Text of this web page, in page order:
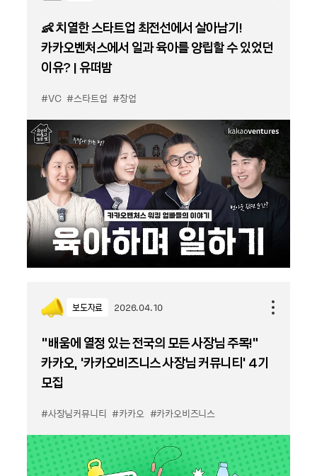
👶 치열한 스타트업 최전선에서 살아남기!
카카오벤처스에서 일과 육아를 양립할 수 있었던
이유? | 유떠밤
#VC #스타트업 #창업
보도자료 2026.04.10
“배움에 열정 있는 전국의 모든 사장님 주목!”
카카오, ‘카카오비즈니스 사장님 커뮤니티’ 4기
모집
#사장님커뮤니티 #카카오 #카카오비즈니스